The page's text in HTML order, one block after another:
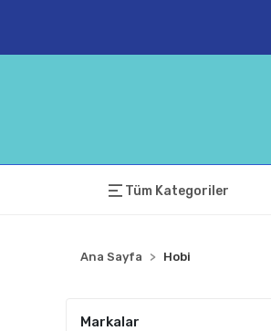
Tüm Kategoriler
Ana Sayfa Hobi
Markalar